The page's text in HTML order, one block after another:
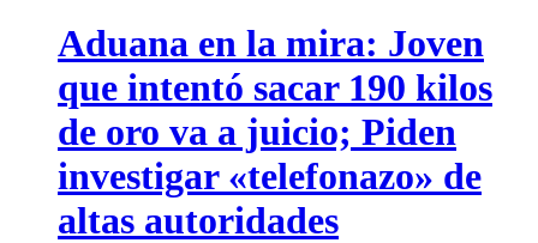
Aduana en la mira: Joven
que intentó sacar 190 kilos
de oro va a juicio; Piden
investigar «telefonazo» de
altas autoridades